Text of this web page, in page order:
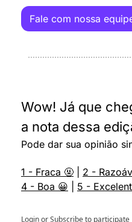
Fale com nossa
Wow! Já que
a nota dessa
Pode dar sua opinião
1 - Fraca 🤬 2 -
4 - Boa 😀
5 -
LoginorSubscribeto participate